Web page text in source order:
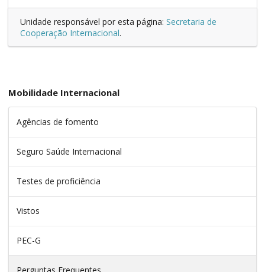
Unidade responsável por esta página: Secretaria de
Cooperação Internacional.
Mobilidade Internacional
Agências de fomento
Seguro Saúde Internacional
Testes de proficiência
Vistos
PEC-G